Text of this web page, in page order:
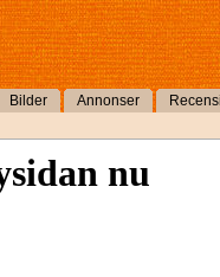
Bilder Annonser
nu